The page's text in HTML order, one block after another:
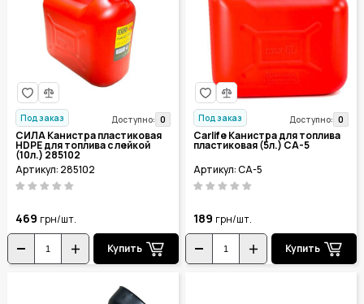
Под заказ Доступно: 0
СИЛА Канистра пластиковая
HDPE для топлива с лейкой
(10л.) 285102
Артикул: 285102
469 грн/шт.
Купить
Под заказ Доступно: 0
Carlife Канистра для топлива
пластиковая (5л.) CA-5
Артикул: CA-5
189 грн/шт.
Купить